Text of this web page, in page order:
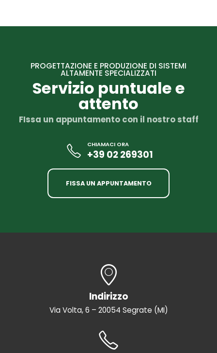
PROGETTAZIONE E PRODUZIONE DI SISTEMI
ALTAMENTE SPECIALIZZATI
Servizio puntuale e
attento
FIssa un appuntamento con il nostro staff
CHIAMACI ORA
+39 02 269301
FISSA UN APPUNTAMENTO
Indirizzo
Via Volta, 6 – 20054 Segrate (MI)